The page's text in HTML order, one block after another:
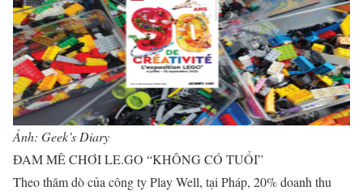
Ảnh: Geek’s Diary
ĐAM MÊ CHƠI LE.GO “KHÔNG CÓ TUỔI”
Theo thăm dò của công ty Play Well, tại Pháp, 20% doanh thu